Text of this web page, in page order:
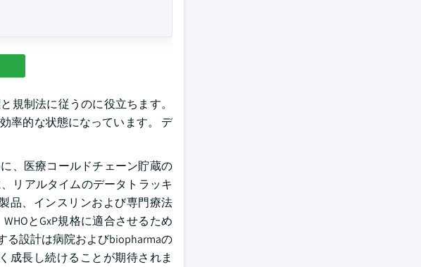
規制法に従うのに役立ちます。
率的な状態になっています。 デ
、医療コールドチェーン貯蔵の
リアルタイムのデータトラッキ
品、インスリンおよび専門療法
とGxP規格に適合させるため
る設計は病院およびbiopharmaの
成長し続けることが期待されま